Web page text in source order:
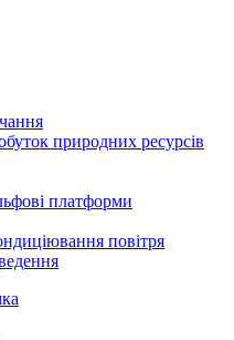
природних ресурсів
платформи
повітря